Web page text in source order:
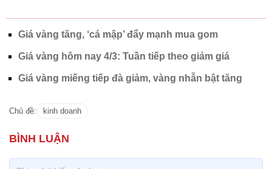
Giá vàng tăng, ‘cá mập’ đẩy mạnh mua gom
Giá vàng hôm nay 4/3: Tuần tiếp theo giảm giá
Giá vàng miếng tiếp đà giảm, vàng nhẫn bật tăng
Chủ đề: kinh doanh